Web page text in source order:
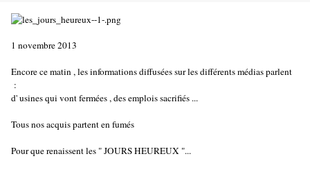
1 novembre 2013
Encore ce matin , les informations diffusées sur les différents médias parlent
:
d' usines qui vont fermées , des emplois sacrifiés ...
Tous nos acquis partent en fumés
Pour que renaissent les " JOURS HEUREUX "...